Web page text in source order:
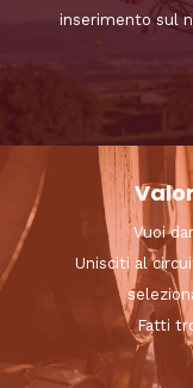
inserimento sul
Vuoi
Unisciti al
Fatti